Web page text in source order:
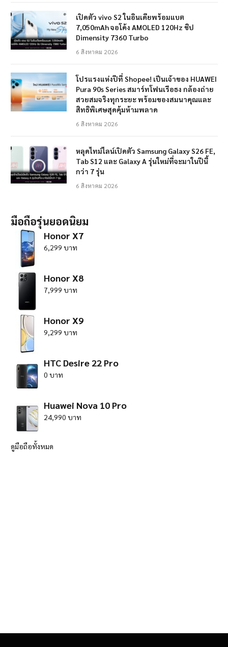
เปิดตัว vivo S2 ในอินเดียพร้อมแบต
7,050mAh จอโค้ง AMOLED 120Hz ชิป
Dimensity 7360 Turbo
6 สิงหาคม 2026
โปรแรงแห่งปีที่ Shopee! เป็นเจ้าของ HUAWEI
Pura 90s Series สมาร์ทโฟนเรือธง กล้องถ่าย
สวยสมจริงทุกระยะ พร้อมของสมนาคุณและ
สิทธิพิเศษสุดคุ้มห้ามพลาด
6 สิงหาคม 2026
หลุดไทม์ไลน์เปิดตัว Samsung Galaxy S26 FE,
Tab S12 และ Galaxy A รุ่นใหม่ที่จะมาในปีนี้
กว่า 7 รุ่น
6 สิงหาคม 2026
มือถือรุ่นยอดนิยม
Honor X7
6,299 บาท
Honor X8
7,999 บาท
Honor X9
9,299 บาท
HTC Desire 22 Pro
0 บาท
Huawei Nova 10 Pro
24,990 บาท
ดูมือถือทั้งหมด